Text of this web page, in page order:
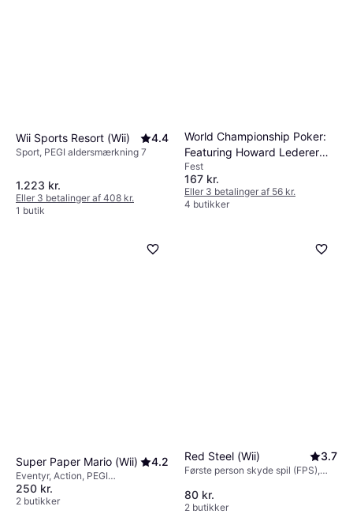
Wii Sports Resort (Wii) 4.4
Sport, PEGI aldersmærkning 7
1.223 kr.
Eller 3 betalinger af 408 kr.
1 butik
World Championship Poker:
Featuring Howard Lederer
"All In" (Wii)
Fest
167 kr.
Eller 3 betalinger af 56 kr.
4 butikker
Super Paper Mario (Wii) 4.2
Eventyr, Action, PEGI
aldersmærkning 3
250 kr.
2 butikker
Red Steel (Wii) 3.7
Første person skyde spil (FPS),
80 kr.
2 butikker